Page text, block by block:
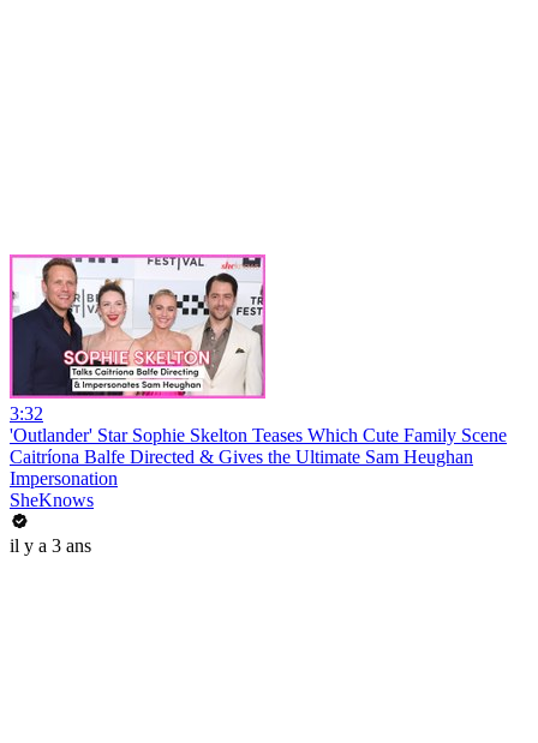
3:32
'Outlander' Star Sophie Skelton Teases Which Cute Family Scene
Caitríona Balfe Directed & Gives the Ultimate Sam Heughan
Impersonation
SheKnows
il y a 3 ans